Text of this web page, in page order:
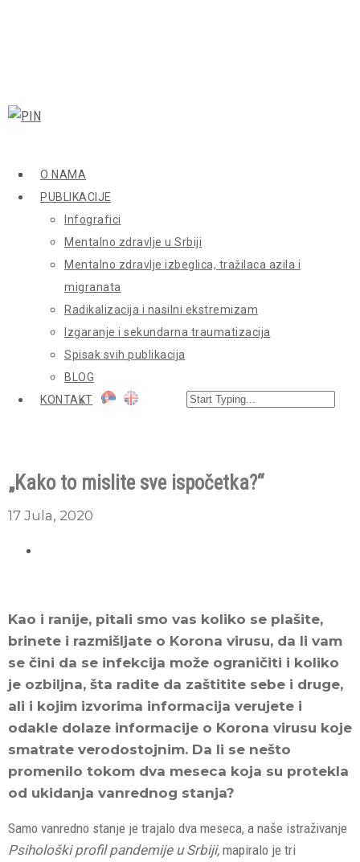
O NAMA
PUBLIKACIJE
Infografici
Mentalno zdravlje u Srbiji
Mentalno zdravlje izbeglica, tražilaca azila i
migranata
Radikalizacija i nasilni ekstremizam
Izgaranje i sekundarna traumatizacija
Spisak svih publikacija
BLOG
KONTAKT
„Kako to mislite sve ispočetka?“
17 Jula, 2020
Kao i ranije, pitali smo vas koliko se plašite,
brinete i razmišljate o Korona virusu, da li vam
se čini da se infekcija može ograničiti i koliko
je ozbiljna, šta radite da zaštitite sebe i druge,
ali i kojim izvorima informacija verujete i
odakle dolaze informacije o Korona virusu koje
smatrate verodostojnim. Da li se nešto
promenilo tokom dva meseca koja su protekla
od ukidanja vanrednog stanja?
Samo vanredno stanje je trajalo dva meseca, a naše istraživanje
Psihološki profil pandemije u Srbiji, mapiralo je tri